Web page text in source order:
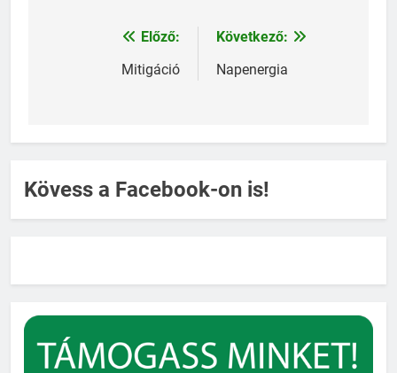
Bejegyzés
navigáció
Előző:
Mitigáció
Következő:
Napenergia
Kövess a Facebook-on is!